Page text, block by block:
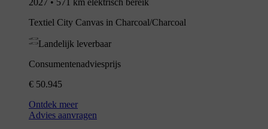
2027 • 571 km elektrisch bereik
Textiel City Canvas in Charcoal/Charcoal
Landelijk leverbaar
Consumentenadviesprijs
€ 50.945
Ontdek meer
Advies aanvragen